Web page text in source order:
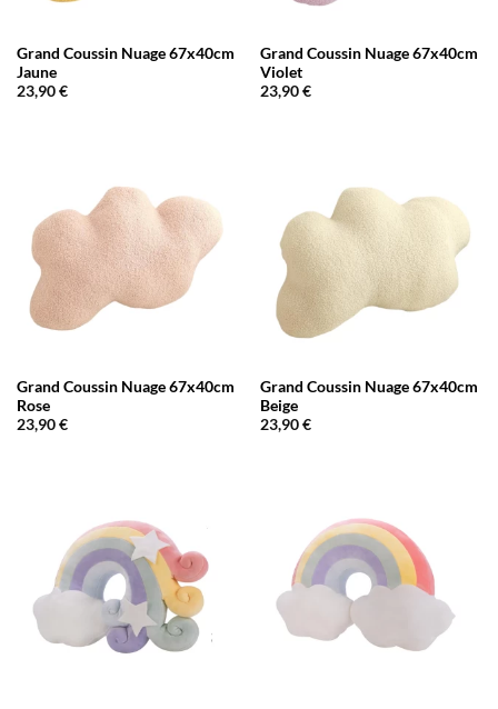
Grand Coussin Nuage 67x40cm
Jaune
23,90€
Grand Coussin Nuage 67x40cm
Violet
23,90€
Grand Coussin Nuage 67x40cm
Rose
23,90€
Grand Coussin Nuage 67x40cm
Beige
23,90€